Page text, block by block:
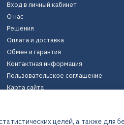
Вход в личный кабинет
О нас
Решения
Оплата и доставка
Обмен и гарантия
Контактная информация
Пользовательское соглашение
Карта сайта
целей, а также для